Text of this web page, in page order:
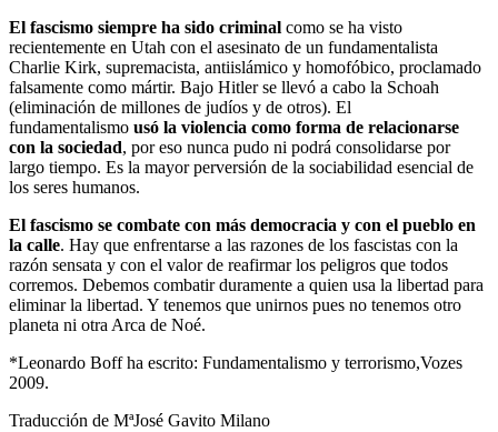
El fascismo siempre ha sido criminal como se ha visto
recientemente en Utah con el asesinato de un fundamentalista
Charlie Kirk, supremacista, antiislámico y homofóbico, proclamado
falsamente como mártir. Bajo Hitler se llevó a cabo la Schoah
(eliminación de millones de judíos y de otros). El
fundamentalismo usó la violencia como forma de relacionarse
con la sociedad, por eso nunca pudo ni podrá consolidarse por
largo tiempo. Es la mayor perversión de la sociabilidad esencial de
los seres humanos.
El fascismo se combate con más democracia y con el pueblo en
la calle. Hay que enfrentarse a las razones de los fascistas con la
razón sensata y con el valor de reafirmar los peligros que todos
corremos. Debemos combatir duramente a quien usa la libertad para
eliminar la libertad. Y tenemos que unirnos pues no tenemos otro
planeta ni otra Arca de Noé.
*Leonardo Boff ha escrito: Fundamentalismo y terrorismo,Vozes
2009.
Traducción de MªJosé Gavito Milano